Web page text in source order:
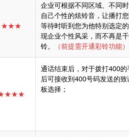
★★★
企业可根据不同区域、不同
自己个性的炫铃音，让播打
等待时听到您为他特别选定
现企业个性风采，而不再是
铃。
（前提需开通彩铃功能）
通话结束后，对于拨打400
后可接收到400号码发送的
板选择；